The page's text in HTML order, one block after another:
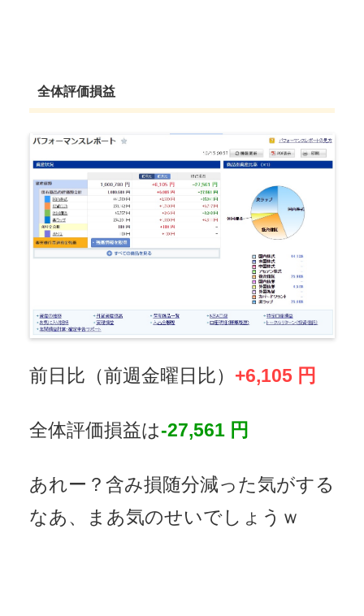
全体評価損益
前日比（前週金曜日比） +6,105 円
全体評価損益は-27,561 円
あれー？含み損随分減った気がする
なあ、まあ気のせいでしょうｗ